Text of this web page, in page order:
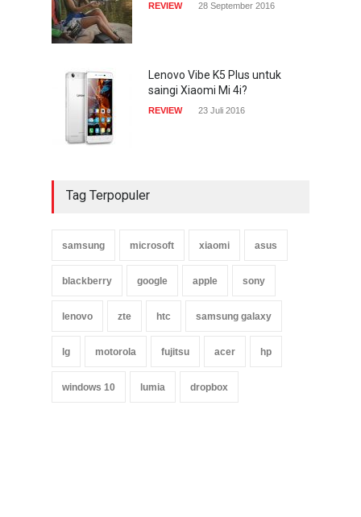
REVIEW 28 September 2016
Lenovo Vibe K5 Plus untuk
saingi Xiaomi Mi 4i?
REVIEW 23 Juli 2016
Tag Terpopuler
samsung microsoft xiaomi asus
blackberry google apple sony
lenovo zte htc samsung galaxy
lg motorola fujitsu acer hp
windows 10 lumia dropbox